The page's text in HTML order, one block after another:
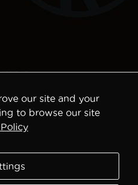
our site and your
to browse our site
kunna
hemsidans
funktionalitet
och
uppbyggnad,
baserat på
används.